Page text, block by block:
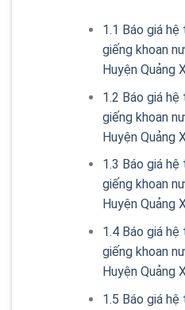
1.1 Báo giá
giếng khoan
Huyện Quảng
1.2 Báo giá
giếng khoan
Huyện Quảng
1.3 Báo giá
giếng khoan
Huyện Quảng
1.4Báo giá hệ
giếng khoan
Huyện Quảng
1.5 Báo giá